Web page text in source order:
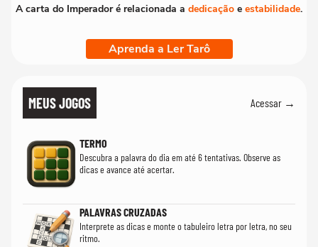
A carta do Imperador é relacionada a dedicação e estabilidade.
Aprenda a Ler Tarô
MEUS JOGOS Acessar →
TERMO
Descubra a palavra do dia em até 6 tentativas. Observe as
dicas e avance até acertar.
PALAVRAS CRUZADAS
Interprete as dicas e monte o tabuleiro letra por letra, no seu
ritmo.